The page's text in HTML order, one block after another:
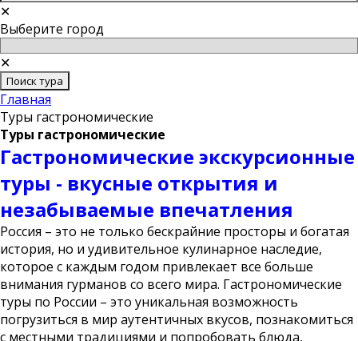
✕
Выберите город
✕
Поиск тура
Главная
Туры гастрономические
Туры гастрономические
Гастрономические экскурсионные
туры - вкусные открытия и
незабываемые впечатления
Россия – это не только бескрайние просторы и богатая
история, но и удивительное кулинарное наследие,
которое с каждым годом привлекает все больше
внимания гурманов со всего мира. Гастрономические
туры по России – это уникальная возможность
погрузиться в мир аутентичных вкусов, познакомиться
с местными традициями и попробовать блюда,